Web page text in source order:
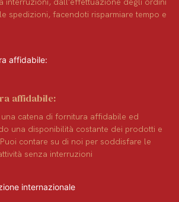
interruzioni, dall'effettuazione degli ordini
spedizioni, facendoti risparmiare tempo e
affidabile:
catena di fornitura affidabile ed
una disponibilità costante dei prodotti e
contare su di noi per soddisfare le
senza interruzioni